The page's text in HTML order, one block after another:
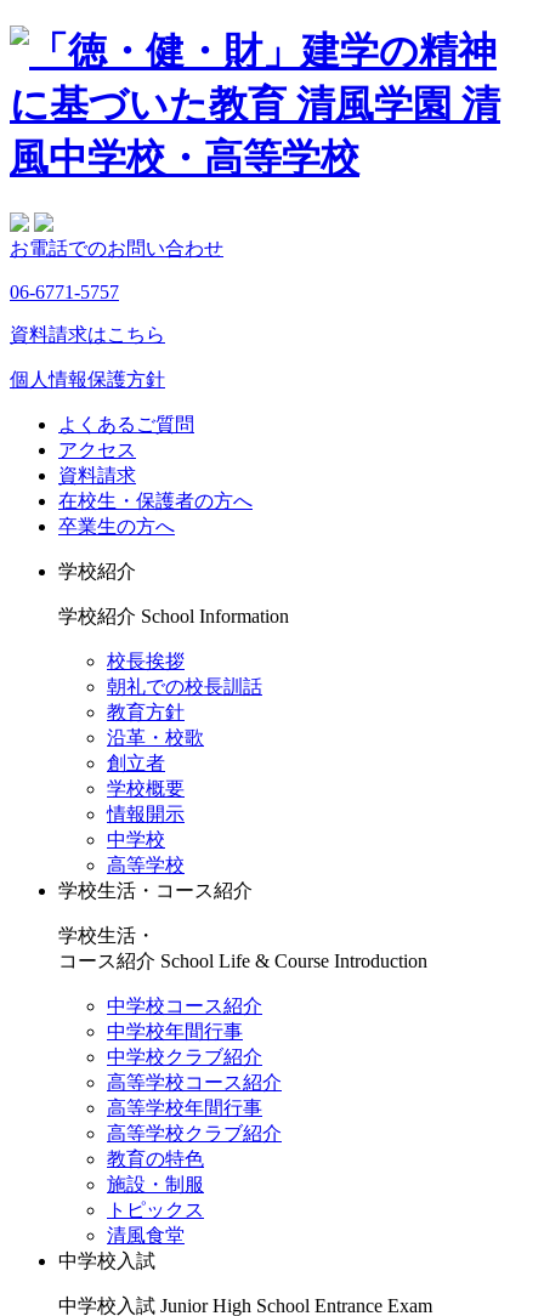
お電話でのお問い合わせ
06-6771-5757
資料請求はこちら
個人情報保護方針
よくあるご質問
アクセス
資料請求
在校生・保護者の方へ
卒業生の方へ
学校紹介
学校紹介 School Information
校長挨拶
朝礼での校長訓話
教育方針
沿革・校歌
創立者
学校概要
情報開示
中学校
高等学校
学校生活・コース紹介
学校生活・
コース紹介 School Life & Course Introduction
中学校コース紹介
中学校年間行事
中学校クラブ紹介
高等学校コース紹介
高等学校年間行事
高等学校クラブ紹介
教育の特色
施設・制服
トピックス
清風食堂
中学校入試
中学校入試 Junior High School Entrance Exam